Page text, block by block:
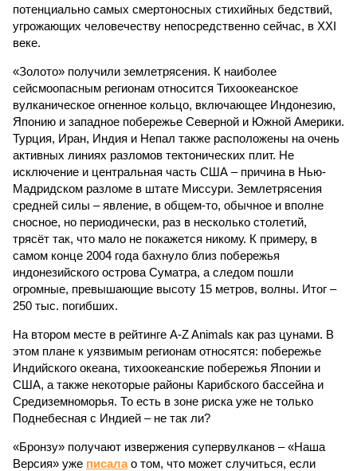
потенциально самых смертоносных стихийных бедствий,
угрожающих человечеству непосредственно сейчас, в XXI
веке.
«Золото» получили землетрясения. К наиболее
сейсмоопасным регионам относится Тихоокеанское
вулканическое огненное кольцо, включающее Индонезию,
Японию и западное побережье Северной и Южной Америки.
Турция, Иран, Индия и Непал также расположены на очень
активных линиях разломов тектонических плит. Не
исключение и центральная часть США – причина в Нью-
Мадридском разломе в штате Миссури. Землетрясения
средней силы – явление, в общем-то, обычное и вполне
сносное, но периодически, раз в несколько столетий,
трясёт так, что мало не покажется никому. К примеру, в
самом конце 2004 года бахнуло близ побережья
индонезийского острова Суматра, а следом пошли
огромные, превышающие высоту 15 метров, волны. Итог –
250 тыс. погибших.
На втором месте в рейтинге A-Z Animals как раз цунами. В
этом плане к уязвимым регионам относятся: побережье
Индийского океана, тихо­океанские побережья Японии и
США, а также некоторые районы Карибского бассейна и
Средиземноморья. То есть в зоне риска уже не только
Поднебесная с Индией – не так ли?
«Бронзу» получают извержения супервулканов – «Наша
Версия» уже писалао том, что может случиться, если